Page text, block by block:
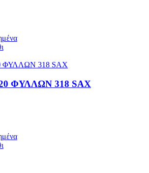
ΦΥΛΛΩΝ 318 SAX